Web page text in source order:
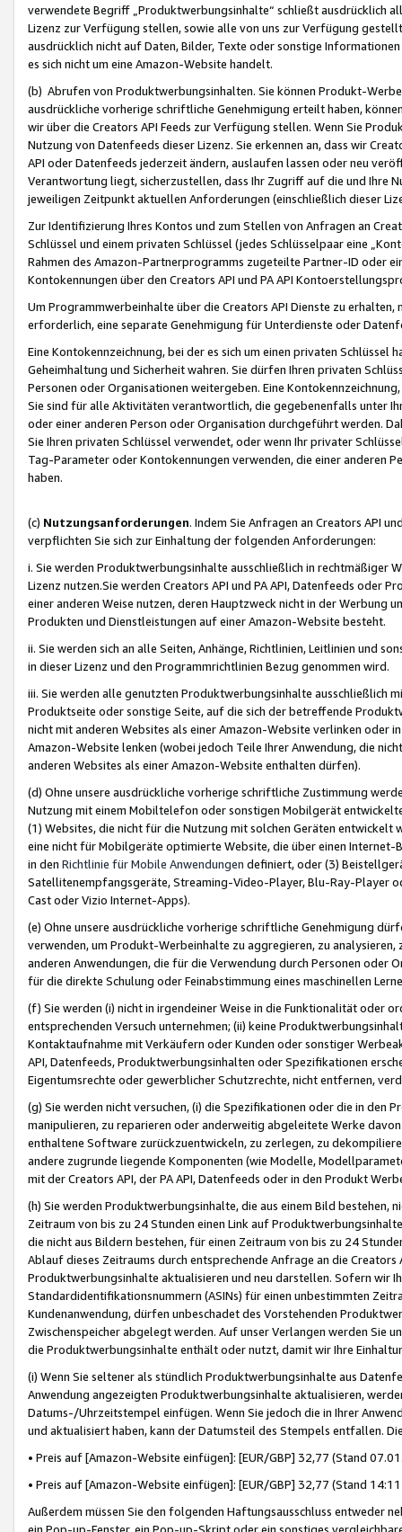
verwendete Begriff „Produktwerbungsinhalte“ schließt ausdrücklich
Lizenz zur Verfügung stellen, sowie alle von uns zur Verfügung
ausdrücklich nicht auf Daten, Bilder, Texte oder sonstige
es sich nicht um eine Amazon-Website handelt.
(b) Abrufen von Produktwerbungsinhalten. Sie können Produkt-
ausdrückliche vorherige schriftliche Genehmigung erteilt haben,
wir über die Creators API Feeds zur Verfügung stellen. Wenn Sie
Nutzung von Datenfeeds dieser Lizenz. Sie erkennen an, dass wir
API oder Datenfeeds jederzeit ändern, auslaufen lassen oder neu
Verantwortung liegt, sicherzustellen, dass Ihr Zugriff auf die und Ihre
jeweiligen Zeitpunkt aktuellen Anforderungen (einschließlich dieser
Zur Identifizierung Ihres Kontos und zum Stellen von Anfragen an
Schlüssel und einem privaten Schlüssel (jedes Schlüsselpaar eine
Rahmen des Amazon-Partnerprogramms zugeteilte Partner-ID oder
Kontokennungen über den Creators API und PA API
Um Programmwerbeinhalte über die Creators API Dienste zu
erforderlich, eine separate Genehmigung für Unterdienste oder
Eine Kontokennzeichnung, bei der es sich um einen privaten
Geheimhaltung und Sicherheit wahren. Sie dürfen Ihren privaten
Personen oder Organisationen weitergeben. Eine
Sie sind für alle Aktivitäten verantwortlich, die gegebenenfalls unter
oder einer anderen Person oder Organisation durchgeführt werden.
Sie Ihren privaten Schlüssel verwendet, oder wenn Ihr privater
Tag-Parameter oder Kontokennungen verwenden, die einer anderen
haben.
(c) Nutzungsanforderungen. Indem Sie Anfragen an Creators API
verpflichten Sie sich zur Einhaltung der folgenden Anforderungen:
i. Sie werden Produktwerbungsinhalte ausschließlich in rechtmäßiger
Lizenz nutzen.Sie werden Creators API und PA API, Datenfeeds oder
einer anderen Weise nutzen, deren Hauptzweck nicht in der Werbung
Produkten und Dienstleistungen auf einer Amazon-Website besteht.
ii. Sie werden sich an alle Seiten, Anhänge, Richtlinien, Leitlinien und
in dieser Lizenz und den Programmrichtlinien Bezug genommen wird.
iii. Sie werden alle genutzten Produktwerbungsinhalte ausschließlich
Produktseite oder sonstige Seite, auf die sich der betreffende
nicht mit anderen Websites als einer Amazon-Website verlinken oder
Amazon-Website lenken (wobei jedoch Teile Ihrer Anwendung, die
anderen Websites als einer Amazon-Website enthalten dürfen).
(d) Ohne unsere ausdrückliche vorherige schriftliche Zustimmung
Nutzung mit einem Mobiltelefon oder sonstigen Mobilgerät
(1) Websites, die nicht für die Nutzung mit solchen Geräten
eine nicht für Mobilgeräte optimierte Website, die über einen
in den Richtlinie für Mobile Anwendungen definiert, oder (3)
Satellitenempfangsgeräte, Streaming-Video-Player, Blu-Ray-Player
Cast oder Vizio Internet-Apps).
(e) Ohne unsere ausdrückliche vorherige schriftliche Genehmigung
verwenden, um Produkt-Werbeinhalte zu aggregieren, zu
anderen Anwendungen, die für die Verwendung durch Personen
für die direkte Schulung oder Feinabstimmung eines maschinellen
(f) Sie werden (i) nicht in irgendeiner Weise in die Funktionalität oder
entsprechenden Versuch unternehmen; (ii) keine
Kontaktaufnahme mit Verkäufern oder Kunden oder sonstiger
API, Datenfeeds, Produktwerbungsinhalten oder Spezifikationen
Eigentumsrechte oder gewerblicher Schutzrechte, nicht entfernen,
(g) Sie werden nicht versuchen, (i) die Spezifikationen oder die in
manipulieren, zu reparieren oder anderweitig abgeleitete Werke
enthaltene Software zurückzuentwickeln, zu zerlegen, zu
andere zugrunde liegende Komponenten (wie Modelle,
mit der Creators API, der PA API, Datenfeeds oder in den Produkt
(h) Sie werden Produktwerbungsinhalte, die aus einem Bild bestehen,
Zeitraum von bis zu 24 Stunden einen Link auf
die nicht aus Bildern bestehen, für einen Zeitraum von bis zu 24
Ablauf dieses Zeitraums durch entsprechende Anfrage an die
Produktwerbungsinhalte aktualisieren und neu darstellen. Sofern wir
Standardidentifikationsnummern (ASINs) für einen unbestimmten
Kundenanwendung, dürfen unbeschadet des Vorstehenden
Zwischenspeicher abgelegt werden. Auf unser Verlangen werden Sie
die Produktwerbungsinhalte enthält oder nutzt, damit wir Ihre
(i) Wenn Sie seltener als stündlich Produktwerbungsinhalte aus
Anwendung angezeigten Produktwerbungsinhalte aktualisieren,
Datums-/Uhrzeitstempel einfügen. Wenn Sie jedoch die in Ihrer
und aktualisiert haben, kann der Datumsteil des Stempels entfallen.
• Preis auf [Amazon-Website einfügen]: [EUR/GBP] 32,77 (Stand
• Preis auf [Amazon-Website einfügen]: [EUR/GBP] 32,77 (Stand
Außerdem müssen Sie den folgenden Haftungsausschluss entweder
ein Pop-up-Fenster, ein Pop-up-Skript oder ein sonstiges